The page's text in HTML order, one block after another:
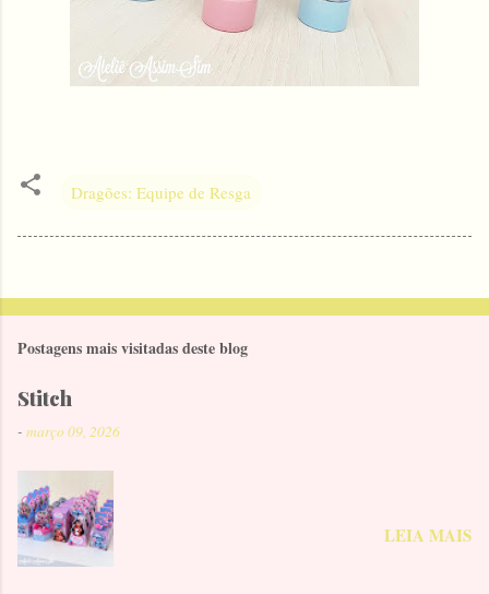
Dragões: Equipe de Resga
Postagens mais visitadas deste blog
Stitch
- março 09, 2026
LEIA MAIS